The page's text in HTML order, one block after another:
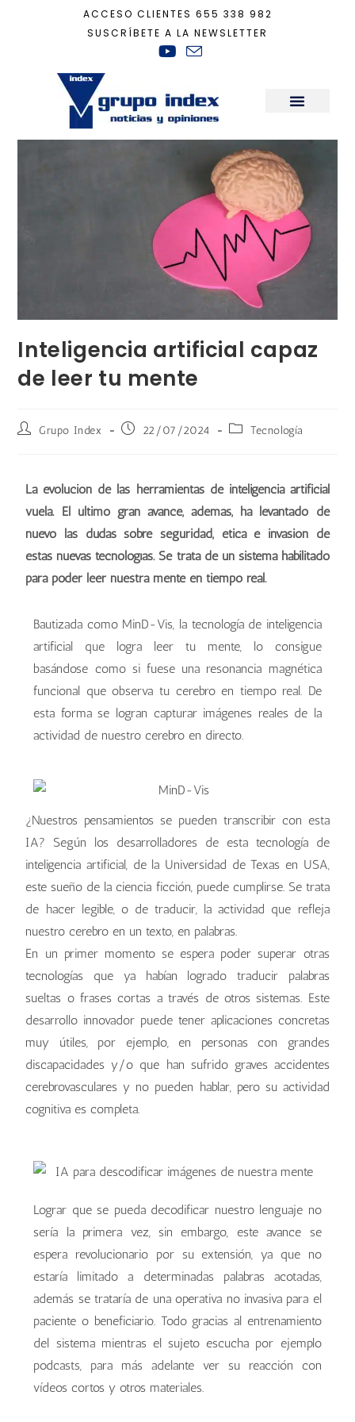
ACCESO CLIENTES 655 338 982
SUSCRÍBETE A LA NEWSLETTER
Tecnología
Inteligencia artificial capaz
de leer tu mente
Grupo Index 22/07/2024 Tecnología
La evolución de las herramientas de inteligencia artificial
vuela. El último gran avance, además, ha levantado de
nuevo las dudas sobre seguridad, ética e invasión de
estas nuevas tecnologías. Se trata de un sistema habilitado
para poder leer nuestra mente en tiempo real.
Bautizada como MinD-Vis, la tecnología de inteligencia
artificial que logra leer tu mente, lo consigue
basándose como si fuese una resonancia magnética
funcional que observa tu cerebro en tiempo real. De
esta forma se logran capturar imágenes reales de la
actividad de nuestro cerebro en directo.
¿Nuestros pensamientos se pueden transcribir con esta
IA? Según los desarrolladores de esta tecnología de
inteligencia artificial, de la Universidad de Texas en USA,
este sueño de la ciencia ficción, puede cumplirse. Se trata
de hacer legible, o de traducir, la actividad que refleja
nuestro cerebro en un texto, en palabras.
En un primer momento se espera poder superar otras
tecnologías que ya habían logrado traducir palabras
sueltas o frases cortas a través de otros sistemas. Este
desarrollo innovador puede tener aplicaciones concretas
muy útiles, por ejemplo, en personas con grandes
discapacidades y/o que han sufrido graves accidentes
cerebrovasculares y no pueden hablar, pero su actividad
cognitiva es completa.
Lograr que se pueda decodificar nuestro lenguaje no
sería la primera vez, sin embargo, este avance se
espera revolucionario por su extensión, ya que no
estaría limitado a determinadas palabras acotadas,
además se trataría de una operativa no invasiva para el
paciente o beneficiario. Todo gracias al entrenamiento
del sistema mientras el sujeto escucha por ejemplo
podcasts, para más adelante ver su reacción con
vídeos cortos y otros materiales.